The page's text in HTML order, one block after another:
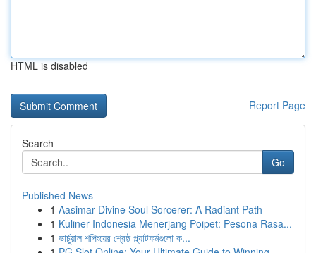
HTML is disabled
Report Page
Search
Go
Published News
1 Aasimar Divine Soul Sorcerer: A Radiant Path
1 Kuliner Indonesia Menerjang Poipet: Pesona Rasa...
1 ভার্চুয়াল শপিংয়ের শ্রেষ্ঠ প্ল্যাটফর্মগুলো ক...